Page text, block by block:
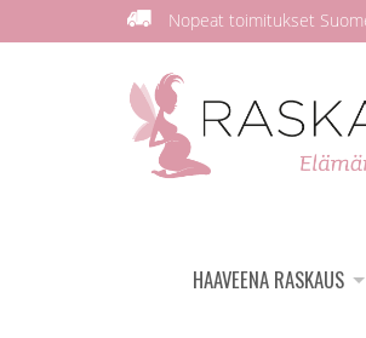
Nopeat toimitukset
HAAVEENA RASKAUS